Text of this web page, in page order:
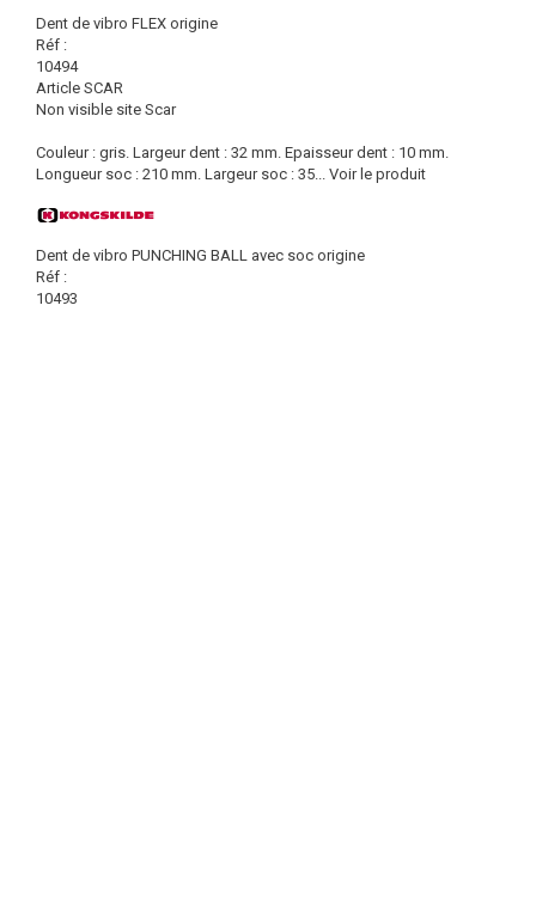
Dent de vibro FLEX origine
Réf :
10494
Article SCAR
Non visible site Scar
Couleur : gris. Largeur dent : 32 mm. Epaisseur dent : 10 mm.
Longueur soc : 210 mm. Largeur soc : 35... Voir le produit
Dent de vibro PUNCHING BALL avec soc origine
Réf :
10493